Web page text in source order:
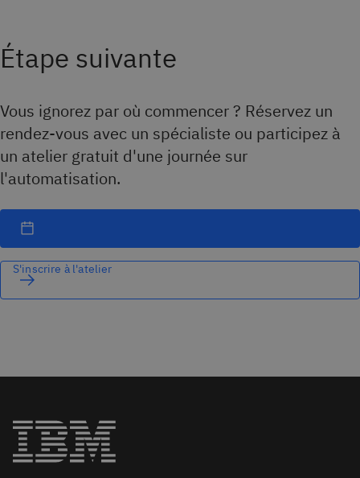
Étape suivante
Vous ignorez par où commencer ? Réservez un
rendez-vous avec un spécialiste ou participez à
un atelier gratuit d'une journée sur
l'automatisation.
S'inscrire à l'atelier